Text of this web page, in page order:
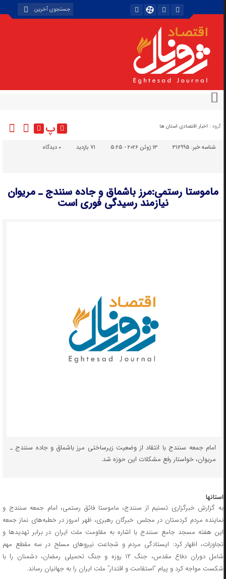
گروه : اخبار اقتصادی استان ها پ
شناسه خبر:316995 13 ژوئن 2026 - 5:25 71 بازدید دیدگاه
ماموستا رستمی:مرز باشماق و جاده سنندج ـ مریوان
نیازمند رسیدگی فوری است
امام جمعه سنندج با انتقاد از وضعیت زیرساختی مرز باشماق و جاده سنندج ـ
مریوان، خواستار رفع مشکلات این حوزه شد.
استانها
به گزارش خبرگزاری تسنیم از سنندج، ماموستا فائق رستمی، امام جمعه سنندج و
نماینده مردم کردستان در مجلس خبرگان رهبری، ظهر امروز در خطبه‌های نماز جمعه
این هفته مسجد جامع سنندج با اشاره به مقاومت ملت ایران در برابر تهدیدها و
تجاوزات، اظهار کرد: ایستادگی مردم و شجاعت نیروهای مسلح در سه مقطع مهم
شامل دوران دفاع مقدس، جنگ ۱۲ روزه و جنگ تحمیلی رمضان، دشمنان را با
شکست مواجه کرد و پیام “استقامت و اقتدار” ملت ایران را به جهانیان رساند.